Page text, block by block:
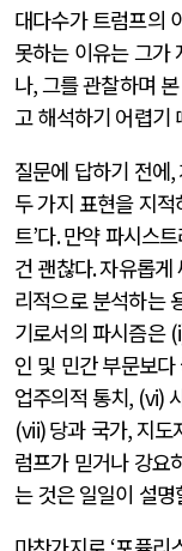
대다수가 트럼프의
못하는 이유는 그가
나,그를 관찰하며
고 해석하기 어렵기
질문에 답하기 전에,
두 가지 표현을 지
트’다.만약 파시스
건 괜찮다.자유롭게
리적으로 분석하는
기로서의 파시즘은
인 및 민간 부문보
업주의적 통치, (vi)
(vii)당과 국가, 지도
럼프가 믿거나 강요
는 것은 일일이 설